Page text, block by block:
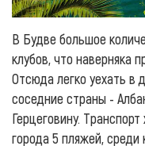
В Будве большое
клубов, что наверняка
Отсюда легко уехать в
соседние страны -
Герцеговину.
города 5 пляжей, среди